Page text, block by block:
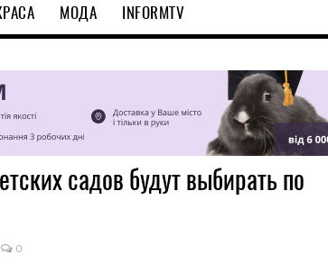
МОДА INFORMTV
садов будут выбирать по
0